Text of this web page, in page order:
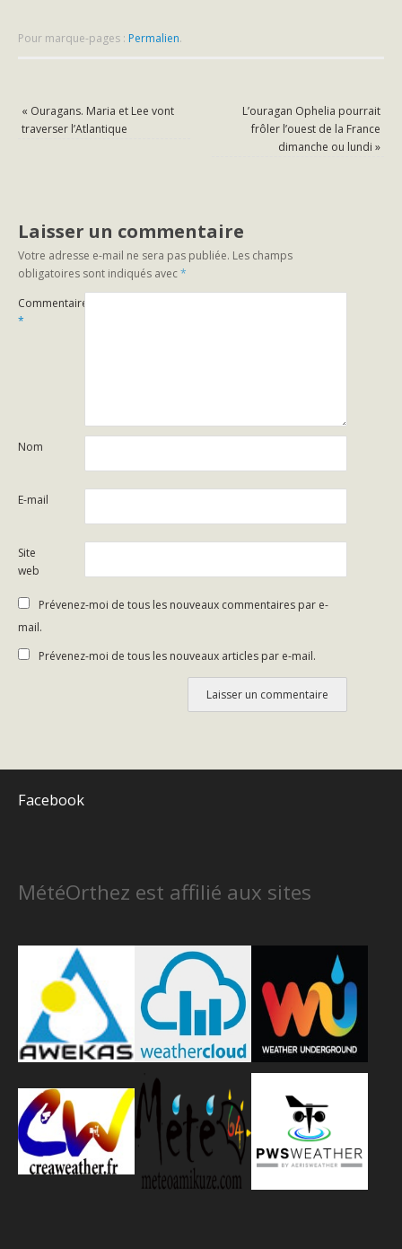
Pour marque-pages : Permalien.
« Ouragans. Maria et Lee vont
traverser l’Atlantique
L’ouragan Ophelia pourrait
frôler l’ouest de la France
dimanche ou lundi »
Laisser un commentaire
Votre adresse e-mail ne sera pas publiée. Les champs
obligatoires sont indiqués avec*
Commentaire
*
Nom
E-mail
Site
web
Prévenez-moi de tous les nouveaux commentaires par e-
mail.
Prévenez-moi de tous les nouveaux articles par e-mail.
Facebook
MétéOrthez est affilié aux sites